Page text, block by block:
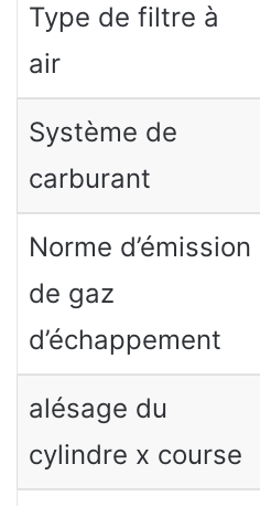
Type de filtre à
air
Système de
carburant
Norme d’émission
de gaz
d’échappement
alésage du
cylindre x course